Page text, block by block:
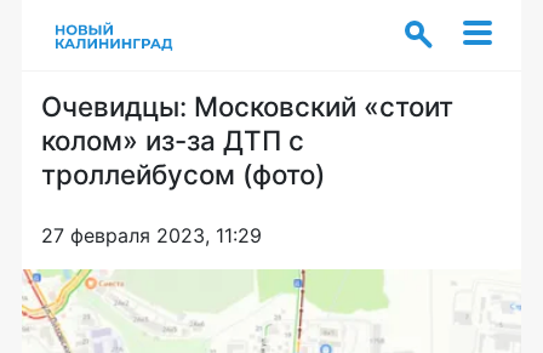
Очевидцы: Московский «стоит
колом» из-за ДТП с
троллейбусом (фото)
27 февраля 2023, 11:29